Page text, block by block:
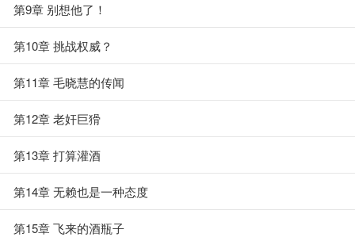
第9章 别想他了！
第10章 挑战权威？
第11章 毛晓慧的传闻
第12章 老奸巨猾
第13章 打算灌酒
第14章 无赖也是一种态度
第15章 飞来的酒瓶子